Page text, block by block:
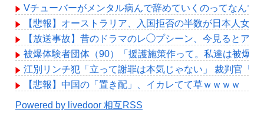
Vチューバーがメンタル病んで辞めていくのってなんで
【悲報】オーストラリア、入国拒否の半数が日本人女性
【放送事故】昔のドラマのレ◯プシーン、今見るとアウ
被爆体験者団体（90）「援護施策作って。私達は被爆し
江別リンチ犯「立って謝罪は本気じゃない」 裁判官「
【悲報】中国の「置き配」、イカレてて草ｗｗｗｗ
Powered by livedoor 相互RSS